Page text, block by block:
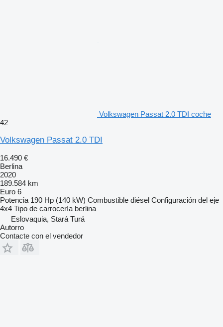
Volkswagen Passat 2.0 TDI coche
42
Volkswagen Passat 2.0 TDI
16.490 €
Berlina
2020
189.584 km
Euro 6
Potencia 190 Hp (140 kW) Combustible diésel Configuración del eje
4x4 Tipo de carrocería berlina
Eslovaquia, Stará Turá
Autorro
Contacte con el vendedor